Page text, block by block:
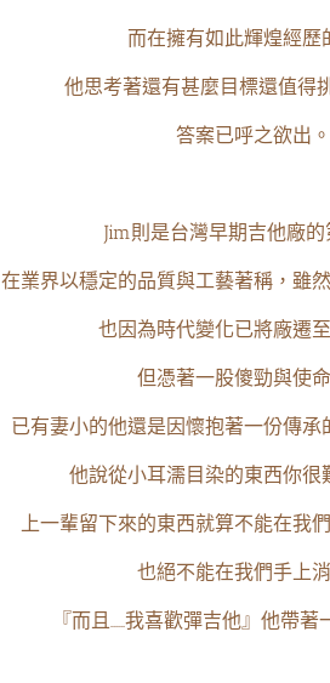
而在擁有如此輝煌經歷
他思考著還有甚麼目標還值得
答案已呼之欲出。
Jim則是台灣早期吉他廠的
在業界以穩定的品質與工藝著稱，雖
也因為時代變化已將廠遷
但憑著一股傻勁與使命
已有妻小的他還是因懷抱著一份傳承
他說從小耳濡目染的東西你很
上一輩留下來的東西就算不能在我
也絕不能在我們手上消
『而且……我喜歡彈吉他』他帶著